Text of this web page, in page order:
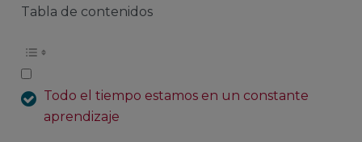
Tabla de contenidos
Todo el tiempo estamos en un constante
aprendizaje